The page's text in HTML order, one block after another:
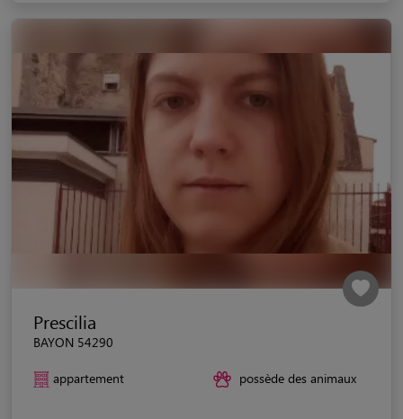
Prescilia
BAYON 54290
appartement possède des animaux